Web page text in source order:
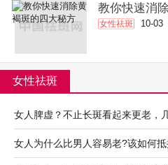
教你快速消
女性祛斑 10-03
女性祛斑
女人脾虚？不止长斑看起来更老，
女人为什么比男人容易老?该如何